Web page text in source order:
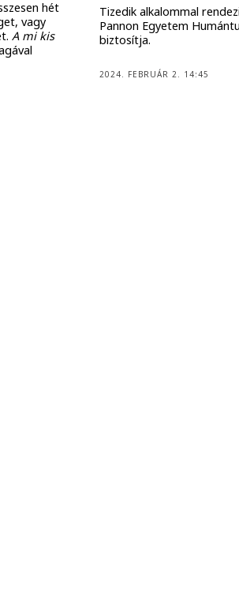
hét
vagy
A mi kis
Tizedik alkalommal
Pannon Egyetem
biztosítja.
2024. FEBRUÁR 2. 14:45